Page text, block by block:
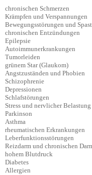
chronischen Schmerzen
Krämpfen und Verspannungen
Bewegungsstörungen und
chronischen Entzündungen
Epilepsie
Autoimmunerkrankungen
Tumorleiden
grünem Star (Glaukom)
Angstzuständen und Phobien
Schizophrenie
Depressionen
Schlafstörungen
Stress und nervlicher Belastung
Parkinson
Asthma
rheumatischen Erkrankungen
Leberfunktionsstörungen
Reizdarm und chronischen
hohem Blutdruck
Diabetes
Allergien